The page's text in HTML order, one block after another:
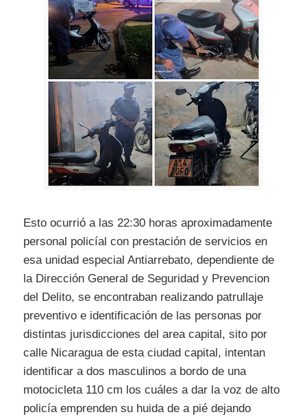
Esto ocurrió a las 22:30 horas aproximadamente
personal policíal con prestación de servicios en
esa unidad especial Antiarrebato, dependiente de
la Dirección General de Seguridad y Prevencion
del Delito, se encontraban realizando patrullaje
preventivo e identificación de las personas por
distintas jurisdicciones del area capital, sito por
calle Nicaragua de esta ciudad capital, intentan
identificar a dos masculinos a bordo de una
motocicleta 110 cm los cuáles a dar la voz de alto
policía emprenden su huida de a pié dejando